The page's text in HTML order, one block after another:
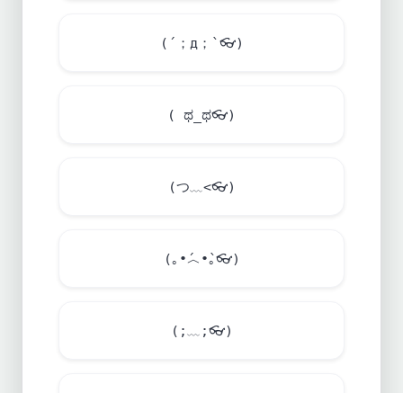
(´；д；`👓)
( ಥ_ಥ👓)
(つ﹏<👓)
(｡•́︿•̀｡👓)
(;﹏;👓)